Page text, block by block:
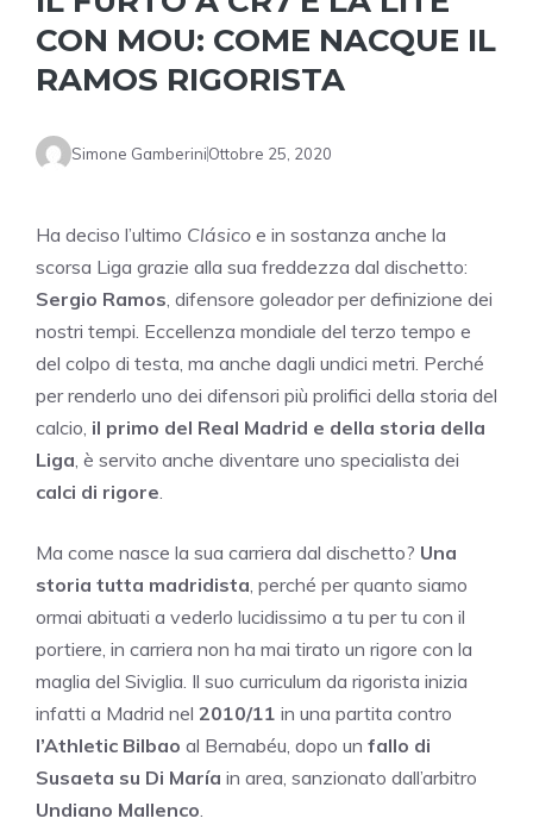
CON MOU: COME NACQUE IL
RAMOS RIGORISTA
Simone GamberiniOttobre 25, 2020
Ha deciso l’ultimo Clásico e in sostanza anche la
scorsa Liga grazie alla sua freddezza dal dischetto:
Sergio Ramos, difensore goleador per definizione dei
nostri tempi. Eccellenza mondiale del terzo tempo e
del colpo di testa, ma anche dagli undici metri. Perché
per renderlo uno dei difensori più prolifici della storia del
calcio, il primo del Real Madrid e della storia della
Liga, è servito anche diventare uno specialista dei
calci di rigore.
Ma come nasce la sua carriera dal dischetto? Una
storia tutta madridista, perché per quanto siamo
ormai abituati a vederlo lucidissimo a tu per tu con il
portiere, in carriera non ha mai tirato un rigore con la
maglia del Siviglia. Il suo curriculum da rigorista inizia
infatti a Madrid nel 2010/11 in una partita contro
l’Athletic Bilbao al Bernabéu, dopo un fallo di
Susaeta su Di María in area, sanzionato dall’arbitro
Undiano Mallenco.